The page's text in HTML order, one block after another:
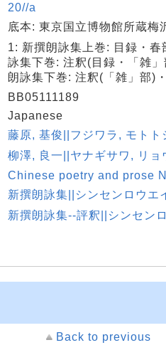
20//a
底本: 東京国立博物館所蔵梅
1: 新撰朗詠集上巻: 目録・
詠集下巻: 注釈(目録・「雑
朗詠集下巻: 注釈(「雑」部)
BB05111189
Japanese
藤原, 基俊||フジワラ, モト
柳澤, 良一||ヤナギサワ, リ
Chinese poetry and prose
新撰朗詠集||シンセンロウエ
新撰朗詠集--評釈||シンセン
Back to previous